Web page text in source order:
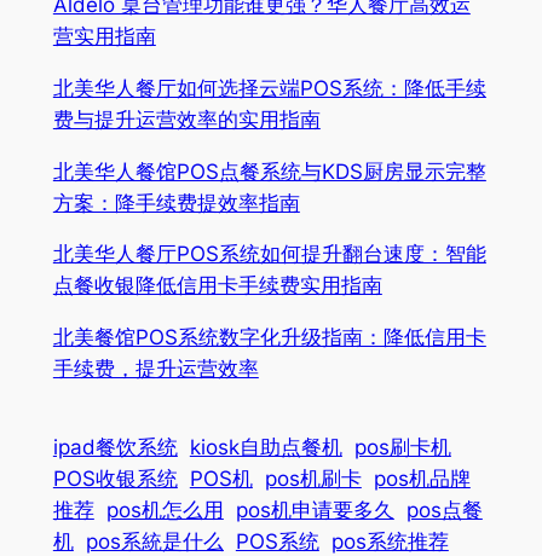
Aldelo 桌台管理功能谁更强？华人餐厅高效运
营实用指南
北美华人餐厅如何选择云端POS系统：降低手续
费与提升运营效率的实用指南
北美华人餐馆POS点餐系统与KDS厨房显示完整
方案：降手续费提效率指南
北美华人餐厅POS系统如何提升翻台速度：智能
点餐收银降低信用卡手续费实用指南
北美餐馆POS系统数字化升级指南：降低信用卡
手续费，提升运营效率
ipad餐饮系统 kiosk自助点餐机 pos刷卡机
POS收银系统 POS机 pos机刷卡 pos机品牌
推荐 pos机怎么用 pos机申请要多久
pos点餐
机 pos系統是什么 POS系统 pos系统推荐